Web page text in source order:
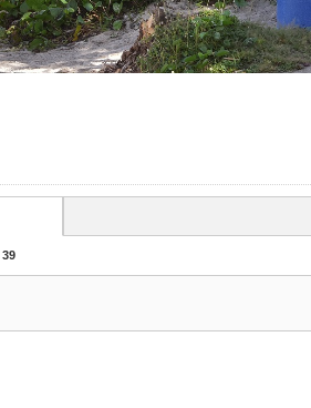
39